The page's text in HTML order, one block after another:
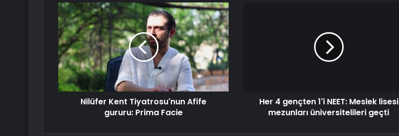
Nilüfer Kent Tiyatrosu'nun Afife
gururu: Prima Facie
Her 4 gençten 1'i NEET: Meslek lisesi
mezunları üniversitelileri geçti